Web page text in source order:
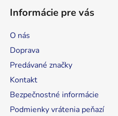
Informácie pre vás
O nás
Doprava
Predávané značky
Kontakt
Bezpečnostné informácie
Podmienky vrátenia peňazí